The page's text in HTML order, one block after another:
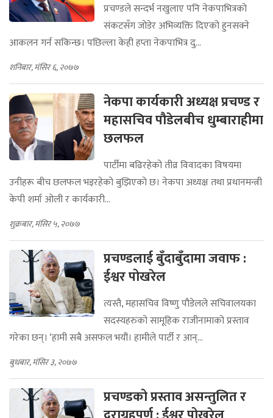
प्रचण्डले सन्दर्भ नखुलाए पनि नेकपाभित्रको
संकटसँग जोडेर अभिव्यक्ति दिएको हुनसक्ने
आकलन गर्न सकिन्छ। पछिल्ला केही हप्ता नेकपाभित्र दु...
शनिबार, मंसिर ६, २०७७
नेकपा कार्यकारी अध्यक्ष प्रचण्ड र
महासचिव पौडेलबीच धुम्बाराहीमा
छलफल
पार्टीमा बढिरहेको तीव्र विवादका विषयमा
उनीहरू बीच छलफल भइरहेको बुझिएको छ। नेकपा अध्यक्ष तथा प्रधानमन्त्री
केपी शर्मा ओली र कार्यकारी...
शुक्रबार, मंसिर ५, २०७७
प्रचण्डलाई बुँदाबुँदामा जवाफ :
ईश्वर पोखरेल
त्यस्तै, महासचिव विष्णु पौडेलले सचिवालयका
सदस्यहरुको सामूहिक राजीनामाको प्रस्ताव
गरेका छन्। ‘हामी सबै असफल भयौं। हामीले पार्टी र आन्...
बुधबार, मंसिर ३, २०७७
प्रचण्डको प्रस्ताव असन्तुलित र